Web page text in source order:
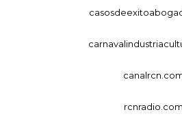
rcnradio.com